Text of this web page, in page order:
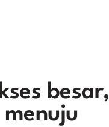
besar,